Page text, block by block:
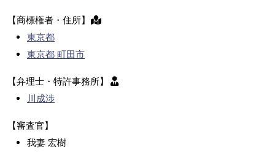
【商標権者・住所】
東京都
東京都 町田市
【弁理士・特許事務所】
川成渉
【審査官】
我妻 宏樹